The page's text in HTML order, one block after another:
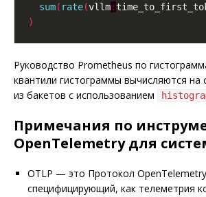
sum( rate(vllm:
)
Руководство Prometheus по
квантили гистограммы вычисляются на
из бакетов с использованием
Примечания по
OpenTelemetry для
OTLP — это Протокол
специфицирующий, как телеметрия